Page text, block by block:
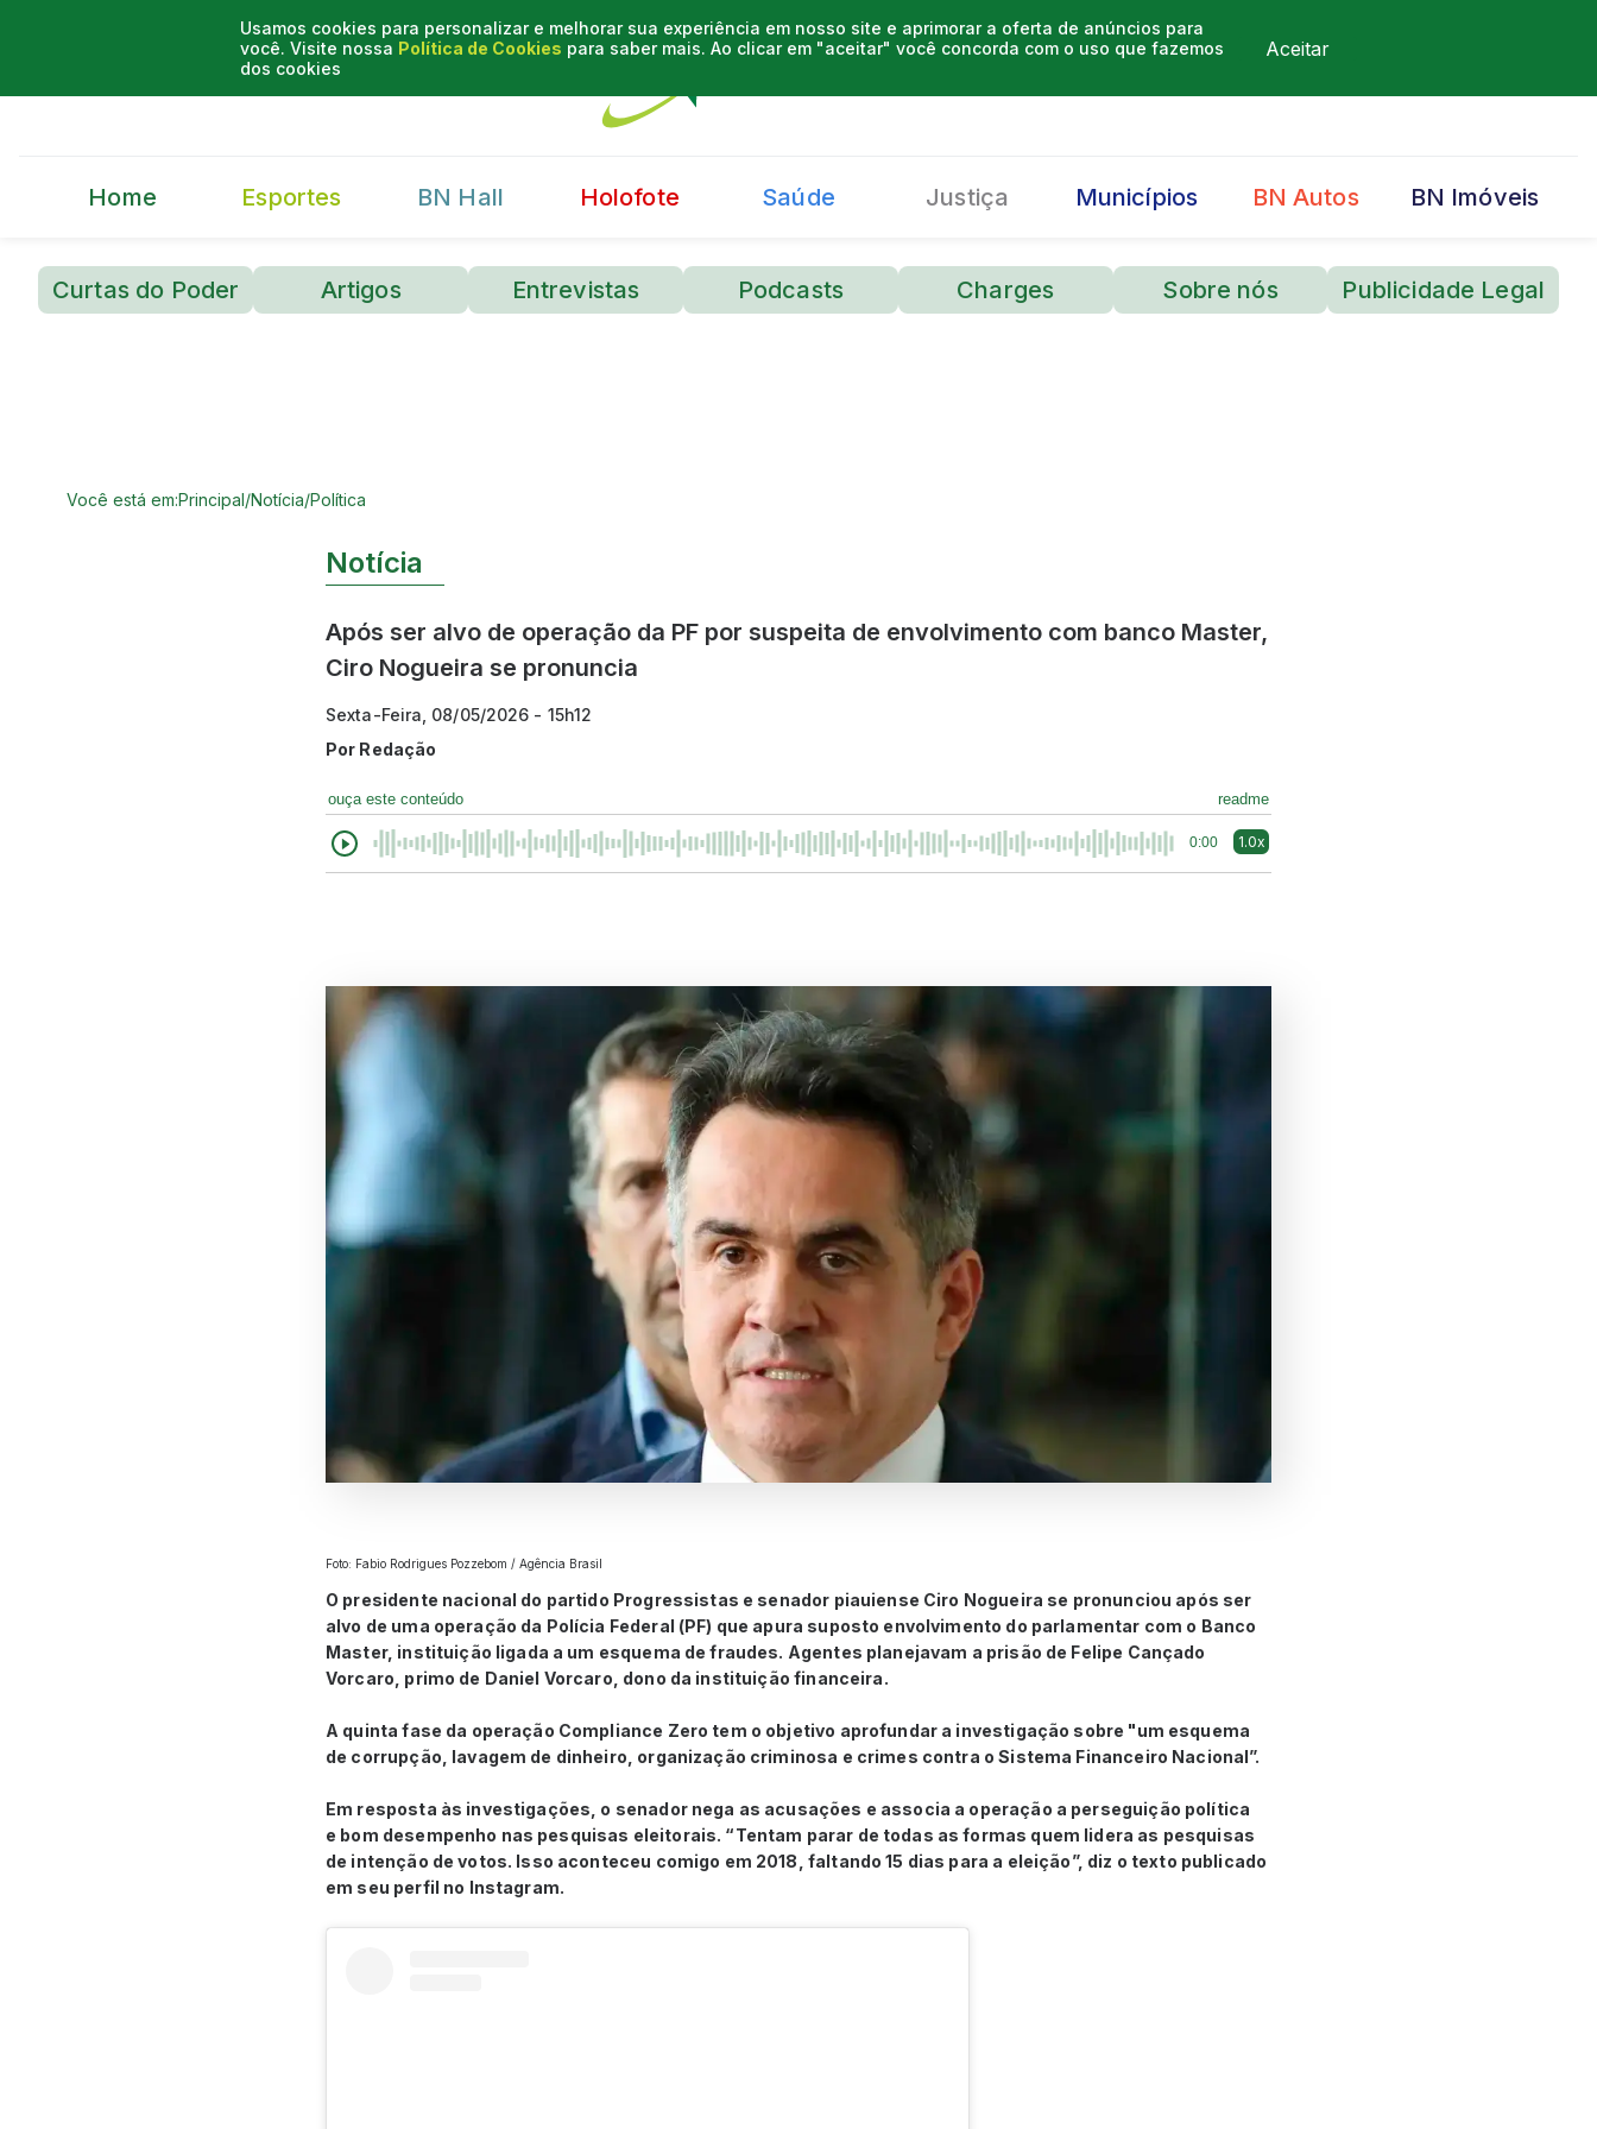
Usamos cookies para personalizar e melhorar sua experiência em nosso site e aprimorar a oferta de anúncios para
você. Visite nossa Política de Cookies para saber mais. Ao clicar em "aceitar" você concorda com o uso que fazemos
dos cookies
Aceitar
Home Esportes BN Hall Holofote Saúde Justiça Municípios BN Autos BN Imóveis
Curtas do Poder Artigos Entrevistas Podcasts Charges Sobre nós Publicidade Legal
Você está em:Principal/Notícia/Política
Notícia
Após ser alvo de operação da PF por suspeita de envolvimento com banco Master,
Ciro Nogueira se pronuncia
Sexta-Feira, 08/05/2026 - 15h12
Por Redação
ouça este conteúdo readme
0:00 1.0x
Foto: Fabio Rodrigues Pozzebom / Agência Brasil
O presidente nacional do partido Progressistas e senador piauiense Ciro Nogueira se pronunciou após ser
alvo de uma operação da Polícia Federal (PF) que apura suposto envolvimento do parlamentar com o Banco
Master, instituição ligada a um esquema de fraudes. Agentes planejavam a prisão de Felipe Cançado
Vorcaro, primo de Daniel Vorcaro, dono da instituição financeira.
A quinta fase da operação Compliance Zero tem o objetivo aprofundar a investigação sobre "um esquema
de corrupção, lavagem de dinheiro, organização criminosa e crimes contra o Sistema Financeiro Nacional”.
Em resposta às investigações, o senador nega as acusações e associa a operação a perseguição política
e bom desempenho nas pesquisas eleitorais. “Tentam parar de todas as formas quem lidera as pesquisas
de intenção de votos. Isso aconteceu comigo em 2018, faltando 15 dias para a eleição”, diz o texto publicado
em seu perfil no Instagram.